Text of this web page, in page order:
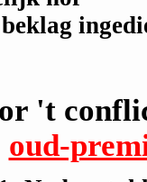
't
oud-